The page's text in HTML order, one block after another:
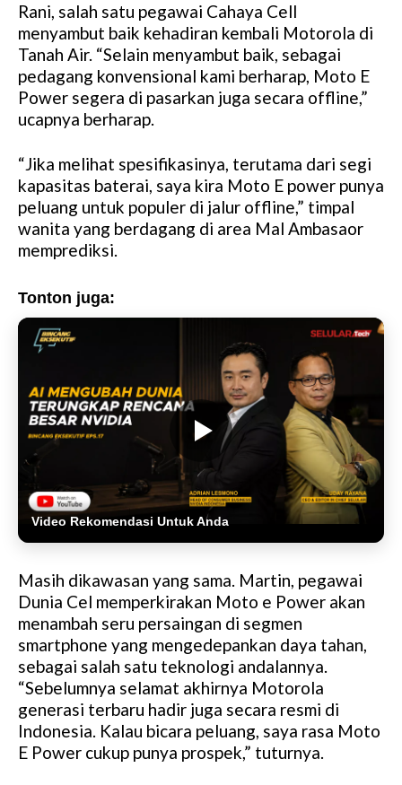
Rani, salah satu pegawai Cahaya Cell
menyambut baik kehadiran kembali Motorola di
Tanah Air. “Selain menyambut baik, sebagai
pedagang konvensional kami berharap, Moto E
Power segera di pasarkan juga secara offline,”
ucapnya berharap.
“Jika melihat spesifikasinya, terutama dari segi
kapasitas baterai, saya kira Moto E power punya
peluang untuk populer di jalur offline,” timpal
wanita yang berdagang di area Mal Ambasaor
memprediksi.
Tonton juga:
Video Rekomendasi Untuk Anda
Masih dikawasan yang sama. Martin, pegawai
Dunia Cel memperkirakan Moto e Power akan
menambah seru persaingan di segmen
smartphone yang mengedepankan daya tahan,
sebagai salah satu teknologi andalannya.
“Sebelumnya selamat akhirnya Motorola
generasi terbaru hadir juga secara resmi di
Indonesia. Kalau bicara peluang, saya rasa Moto
E Power cukup punya prospek,” tuturnya.